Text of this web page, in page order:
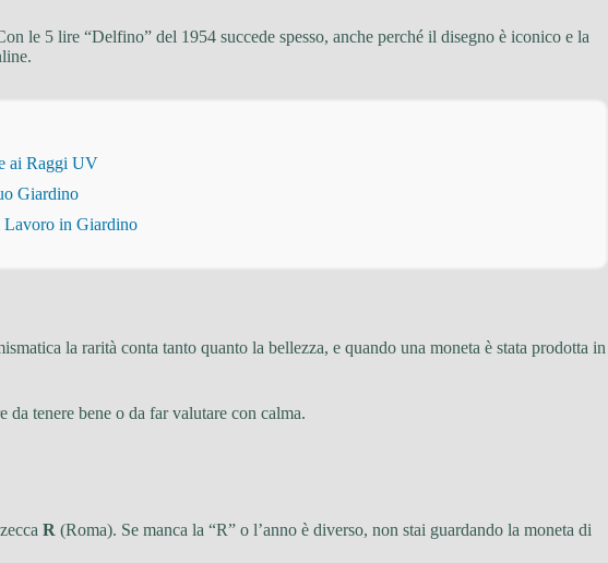
le 5 lire “Delfino” del 1954 succede spesso, anche perché il disegno è iconico e la
ai Raggi UV
Giardino
Lavoro in Giardino
la rarità conta tanto quanto la bellezza, e quando una moneta è stata prodotta in
tenere bene o da far valutare con calma.
R (Roma). Se manca la “R” o l’anno è diverso, non stai guardando la moneta di